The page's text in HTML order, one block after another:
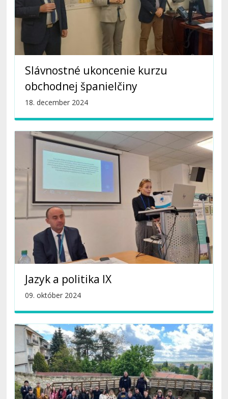
Slávnostné ukoncenie kurzu
obchodnej španielčiny
18. december 2024
Jazyk a politika IX
09. október 2024